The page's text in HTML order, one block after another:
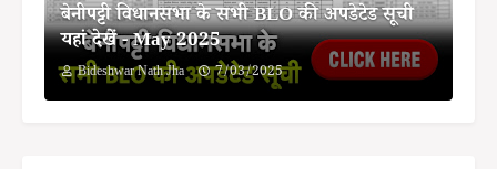
बेनीपट्टी विधानसभा के सभी BLO की अपडेटेड सूची
यहां देखें - May 2025
Bideshwar Nath Jha 7/03/2025